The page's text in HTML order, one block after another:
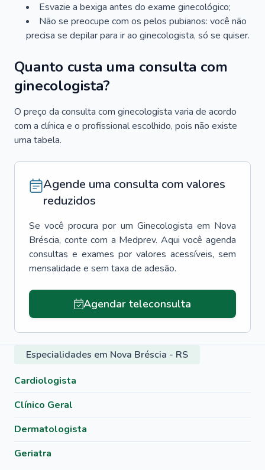
Esvazie a bexiga antes do exame ginecológico;
Não se preocupe com os pelos pubianos: você não
precisa se depilar para ir ao ginecologista, só se quiser.
Quanto custa uma consulta com
ginecologista?
O preço da consulta com ginecologista varia de acordo
com a clínica e o profissional escolhido, pois não existe
uma tabela.
Agende uma consulta com valores
reduzidos
Se você procura por um Ginecologista em Nova
Bréscia, conte com a Medprev. Aqui você agenda
consultas e exames por valores acessíveis, sem
mensalidade e sem taxa de adesão.
Agendar teleconsulta
Especialidades em Nova Bréscia - RS
Cardiologista
Clínico Geral
Dermatologista
Geriatra